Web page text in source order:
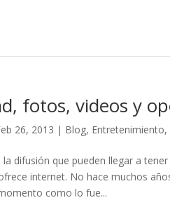
fotos, videos y
26, 2013 | Blog, Entretenimiento,
la difusión que pueden llegar a
internet. No hace muchos
como lo fue...